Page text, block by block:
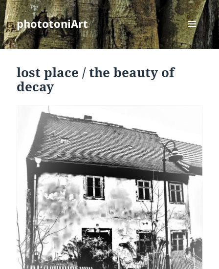
phototoniArt
MENÜ
UND
lost place / the beauty of
decay